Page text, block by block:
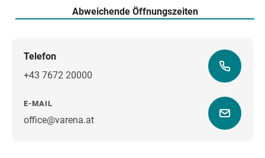
Abweichende Öffnungszeiten
Telefon
+43 7672 20000
E-MAIL
office@varena.at